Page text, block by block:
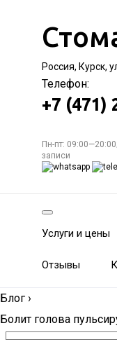
Россия, Курск,
Телефон:
+7 (471)
Пн-пт:
записи
Услуги и цены
Отзывы
Блог ›
Болит голова